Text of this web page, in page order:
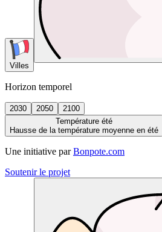
Villes
Horizon temporel
2030 2050
2100
Température été
Hausse de la température moyenne en été
Une initiative par Bonpote.com
Soutenir le projet